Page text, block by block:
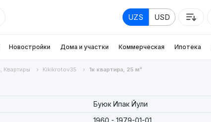
UZS USD
Новостройки Дома и участки Коммерческая Ипотека
Квартиры Kikikrotov35 1к квартира, 25 м²
Буюк Ипак Йули
1960 - 1979-01-01